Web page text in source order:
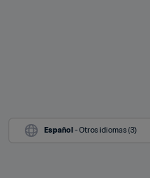
Español - Otros idiomas (3)